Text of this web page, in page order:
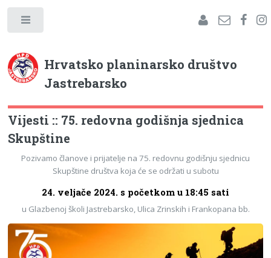
Hrvatsko planinarsko društvo
Jastrebarsko
Vijesti :: 75. redovna godišnja sjednica
Skupštine
Pozivamo članove i prijatelje na 75. redovnu godišnju sjednicu
Skupštine društva koja će se održati u subotu
24. veljače 2024. s početkom u 18:45 sati
u Glazbenoj školi Jastrebarsko, Ulica Zrinskih i Frankopana bb.